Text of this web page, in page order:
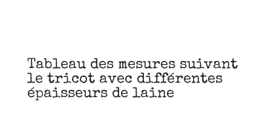
Tableau des mesures suivant
le tricot avec différentes
épaisseurs de laine